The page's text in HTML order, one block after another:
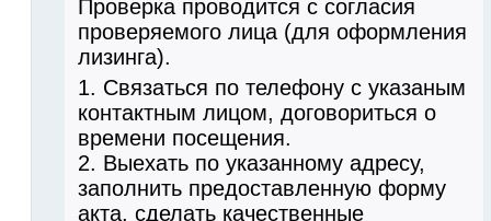
Проверка проводится с согласия
проверяемого лица (для оформления
лизинга).
1. Связаться по телефону с указаным
контактным лицом, договориться о
времени посещения.
2. Выехать по указанному адресу,
заполнить предоставленную форму
акта, сделать качественные